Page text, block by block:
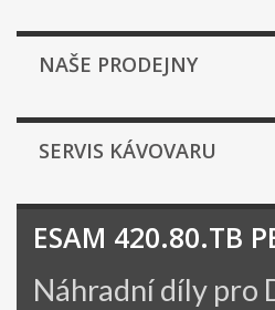
NAŠE PRODEJNY
SERVIS KÁVOVARU
ESAM 420.80.TB
Náhradní díly pro